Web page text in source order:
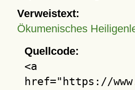
Verweistext:
Ökumenisches
Quellcode:
<a
href="https://